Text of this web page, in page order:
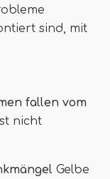
sind, mit
fallen vom
nicht
Gelbe